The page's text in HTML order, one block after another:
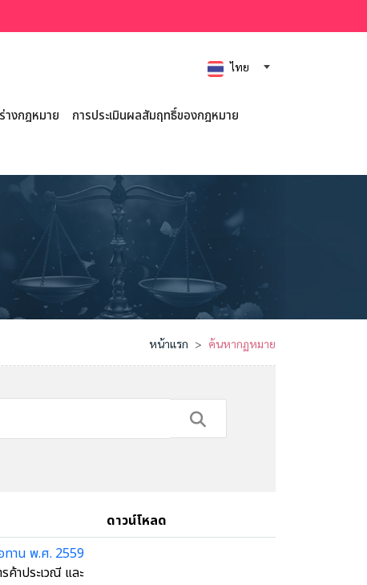
ไทย
างกฎหมาย
การประเมินผลสัมฤทธิ์ของกฎหมาย
หน้าแรก ค้นหากฏหมาย
ดาวน์โหลด
ทาน พ.ศ. 2559
ค้าประเวณี และ